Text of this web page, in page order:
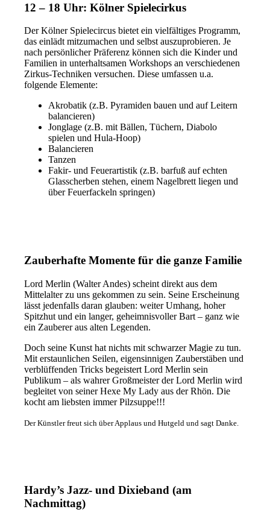
12 – 18 Uhr: Kölner Spielecirkus
Der Kölner Spielecircus bietet ein vielfältiges Programm,
das einlädt mitzumachen und selbst auszuprobieren. Je
nach persönlicher Präferenz können sich die Kinder und
Familien in unterhaltsamen Workshops an verschiedenen
Zirkus-Techniken versuchen. Diese umfassen u.a.
folgende Elemente:
Akrobatik (z.B. Pyramiden bauen und auf Leitern
balancieren)
Jonglage (z.B. mit Bällen, Tüchern, Diabolo
spielen und Hula-Hoop)
Balancieren
Tanzen
Fakir- und Feuerartistik (z.B. barfuß auf echten
Glasscherben stehen, einem Nagelbrett liegen und
über Feuerfackeln springen)
Zauberhafte Momente für die ganze Familie
Lord Merlin (Walter Andes) scheint direkt aus dem
Mittelalter zu uns gekommen zu sein. Seine Erscheinung
lässt jedenfalls daran glauben: weiter Umhang, hoher
Spitzhut und ein langer, geheimnisvoller Bart – ganz wie
ein Zauberer aus alten Legenden.
Doch seine Kunst hat nichts mit schwarzer Magie zu tun.
Mit erstaunlichen Seilen, eigensinnigen Zauberstäben und
verblüffenden Tricks begeistert Lord Merlin sein
Publikum – als wahrer Großmeister der Lord Merlin wird
begleitet von seiner Hexe My Lady aus der Rhön. Die
kocht am liebsten immer Pilzsuppe!!!
Der Künstler freut sich über Applaus und Hutgeld und sagt Danke.
Hardy’s Jazz- und Dixieband (am
Nachmittag)